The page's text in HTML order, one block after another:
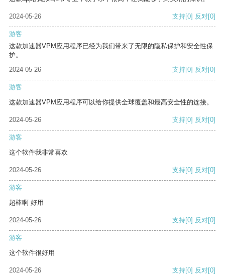
2024-05-26 支持[0] 反对[0]
游客
这款加速器VPM应用程序已经为我们带来了无限的隐私保护和安全性保
护。
2024-05-26
支持[0] 反对[0]
游客
这款加速器VPM应用程序可以给你提供全球覆盖和最高安全性的连接。
2024-05-26 支持[0] 反对[0]
游客
这个软件我非常喜欢
2024-05-26 支持[0] 反对[0]
游客
超棒啊 好用
2024-05-26 支持[0] 反对[0]
游客
这个软件很好用
2024-05-26 支持[0] 反对[0]